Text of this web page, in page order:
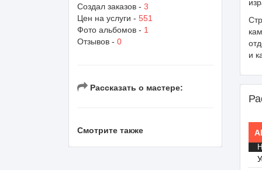
Создал заказов - 3
Цен на услуги - 551
Фото альбомов - 1
Отзывов - 0
Рассказать о мастере:
Смотрите также
и